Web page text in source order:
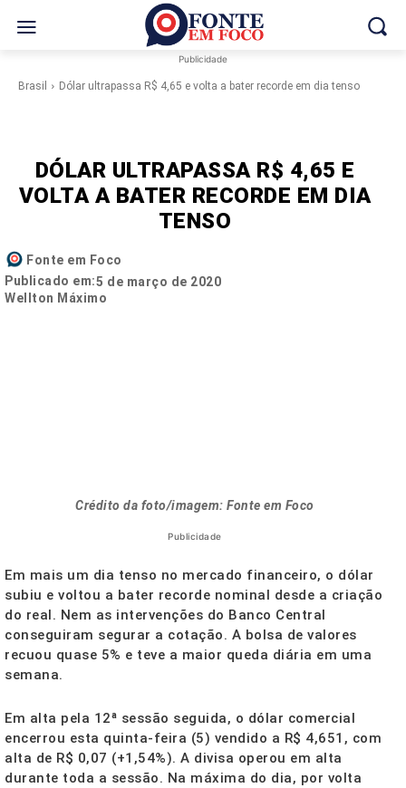
Publicidade
Brasil Dólar ultrapassa R$ 4,65 e volta a bater recorde em dia tenso
DÓLAR ULTRAPASSA R$ 4,65 E
VOLTA A BATER RECORDE EM DIA
TENSO
Fonte em Foco
Publicado em:5 de março de 2020
Wellton Máximo
Crédito da foto/imagem: Fonte em Foco
Publicidade
Em mais um dia tenso no mercado financeiro, o dólar
subiu e voltou a bater recorde nominal desde a criação
do real. Nem as intervenções do Banco Central
conseguiram segurar a cotação. A bolsa de valores
recuou quase 5% e teve a maior queda diária em uma
semana.
Em alta pela 12ª sessão seguida, o dólar comercial
encerrou esta quinta-feira (5) vendido a R$ 4,651, com
alta de R$ 0,07 (+1,54%). A divisa operou em alta
durante toda a sessão. Na máxima do dia, por volta